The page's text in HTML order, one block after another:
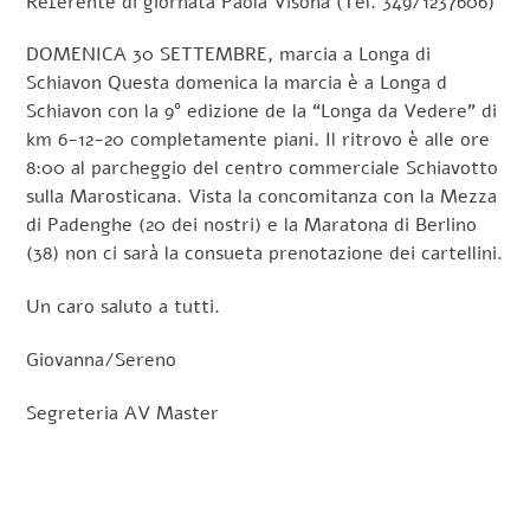
DOMENICA 30 SETTEMBRE, marcia a Longa di
Schiavon Questa domenica la marcia è a Longa d
Schiavon con la 9° edizione de la “Longa da Vedere” di
km 6-12-20 completamente piani. Il ritrovo è alle ore
8:00 al parcheggio del centro commerciale Schiavotto
sulla Marosticana. Vista la concomitanza con la Mezza
di Padenghe (20 dei nostri) e la Maratona di Berlino
(38) non ci sarà la consueta prenotazione dei cartellini.
Un caro saluto a tutti.
Giovanna/Sereno
Segreteria AV Master